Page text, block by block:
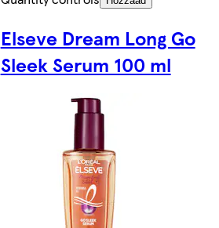
Elseve Dream Long Go
Sleek Serum 100 ml